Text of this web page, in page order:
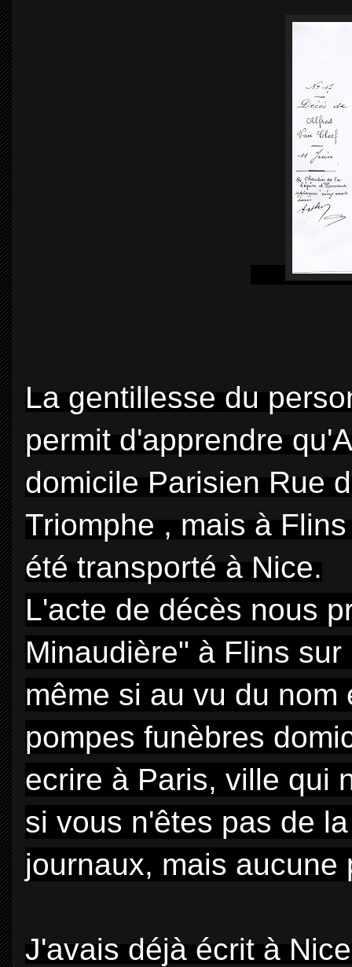
La gentillesse du
permit d'apprendre
domicile Parisien Rue
Triomphe , mais à
été transporté à Nice.
L'acte de décès nous
Minaudière" à Flins
même si au vu du
pompes funèbres
ecrire à Paris, ville qui
si vous n'êtes pas de
journaux, mais aucune
J'avais déjà écrit à